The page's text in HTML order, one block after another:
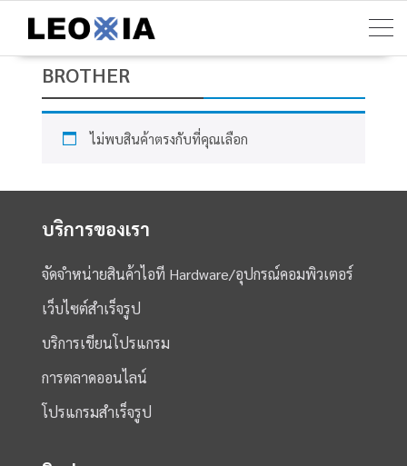
content
BROTHER
ไม่พบสินค้าตรงกับที่คุณเลือก
บริการของเรา
จัดจำหน่ายสินค้าไอที Hardware/อุปกรณ์คอมพิวเตอร์
เว็บไซต์สำเร็จรูป
บริการเขียนโปรแกรม
การตลาดออนไลน์
โปรแกรมสำเร็จรูป